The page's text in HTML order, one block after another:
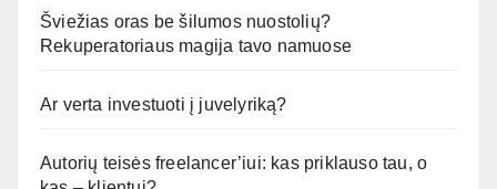
Šviežias oras be šilumos nuostolių?
Rekuperatoriaus magija tavo namuose
Ar verta investuoti į juvelyriką?
Autorių teisės freelancer’iui: kas priklauso tau, o